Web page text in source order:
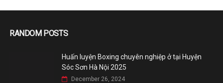
RANDOM POSTS
Huấn luyện Boxing chuyên nghiệp ở tại Huyện
Sóc Sơn Hà Nội 2025
December 26, 2024